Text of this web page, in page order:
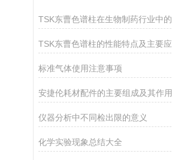
标准气体使用注意事项
安捷伦耗材配件的主要组成及其作用
仪器分析中不同检出限的意义
化学实验现象总结大全